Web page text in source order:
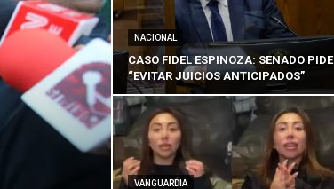
NACIONAL
CASO FIDEL ESPINOZA: SENADO PIDE
“EVITAR JUICIOS ANTICIPADOS”
VANGUARDIA